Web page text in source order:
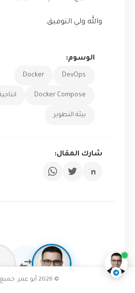
والله ولي التوفيق.
الوسوم:
DevOps
Docker
Docker Compose
بيئة التطوير
شارك المقال:
© 2026 أبو عمر. جميع الحقوق محفوظة.